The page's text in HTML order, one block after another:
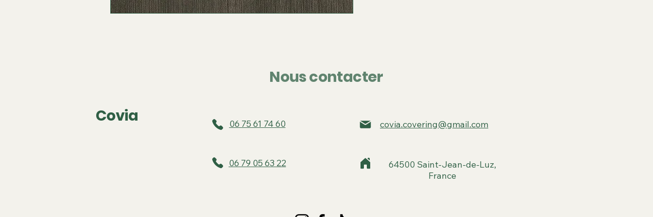
Covia
Nous contacter
06 75 61 74 60
06 79 05 63 22
covia.covering@gmail.com
64500 Saint-Jean-de-Luz,
France